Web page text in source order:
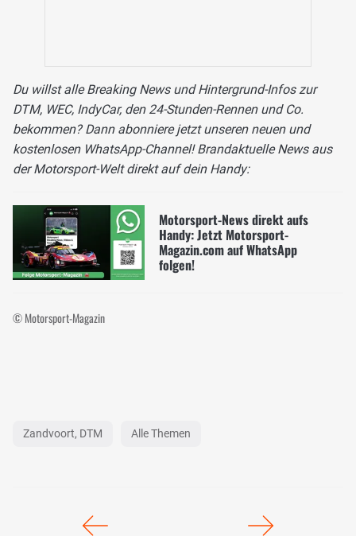
Du willst alle Breaking News und Hintergrund-Infos zur
DTM, WEC, IndyCar, den 24-Stunden-Rennen und Co.
bekommen? Dann abonniere jetzt unseren neuen und
kostenlosen WhatsApp-Channel! Brandaktuelle News aus
der Motorsport-Welt direkt auf dein Handy:
Motorsport-News direkt aufs
Handy: Jetzt Motorsport-
Magazin.com auf WhatsApp
folgen!
© Motorsport-Magazin
Zandvoort, DTM Alle Themen